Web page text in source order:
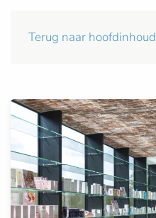
Terug naar hoofdinhoud